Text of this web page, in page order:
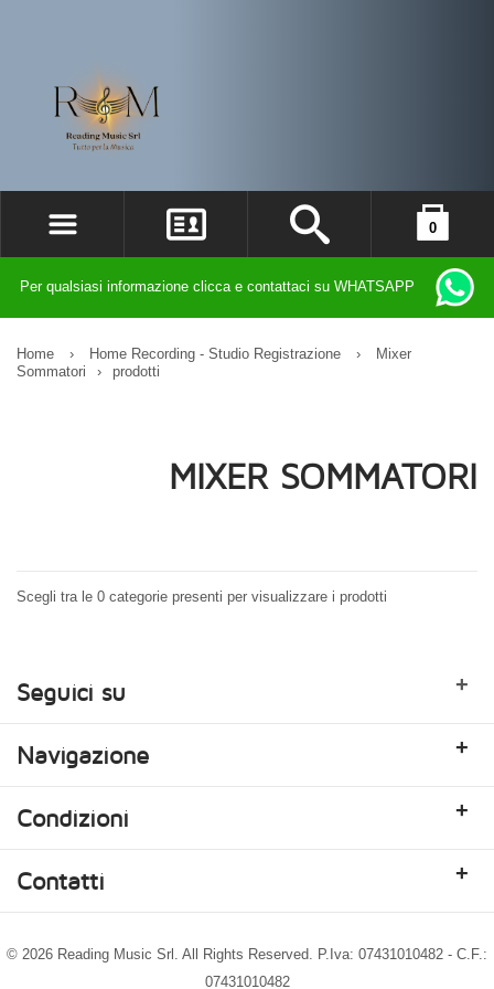
ACCEDI
REGISTRATI
0
Per qualsiasi informazione clicca e contattaci su WHATSAPP
Home › Home Recording - Studio Registrazione ›
Mixer
Sommatori
› prodotti
MIXER SOMMATORI
Scegli tra le 0 categorie presenti per visualizzare i prodotti
Seguici su +
Navigazione +
Condizioni +
Contatti +
© 2026 Reading Music Srl. All Rights Reserved. P.Iva: 07431010482 - C.F.:
07431010482